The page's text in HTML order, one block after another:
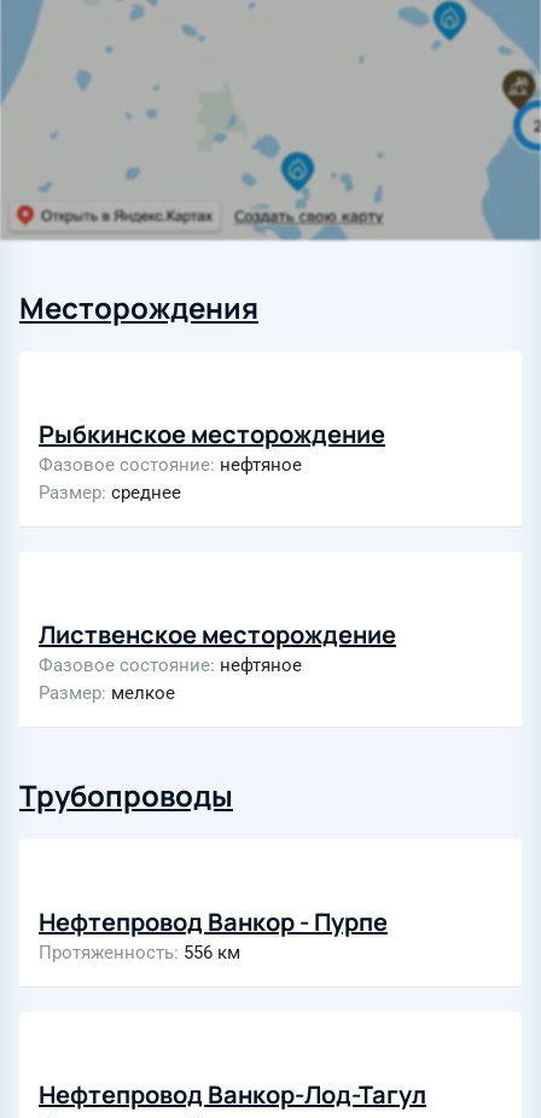
Месторождения
Рыбкинское месторождение
Фазовое состояние нефтяное
Размер среднее
Лиственское месторождение
Фазовое состояние нефтяное
Размер мелкое
Трубопроводы
Нефтепровод Ванкор - Пурпе
Протяженность 556 км
Нефтепровод Ванкор-Лод-Тагул